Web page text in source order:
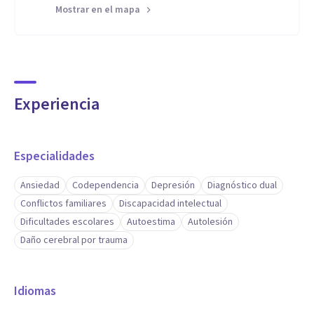
Mostrar en el mapa
Experiencia
Especialidades
Ansiedad Codependencia Depresión
Diagnóstico dual
Conflictos familiares
Discapacidad intelectual
Dificultades escolares
Autoestima
Autolesión
Daño cerebral por trauma
Idiomas